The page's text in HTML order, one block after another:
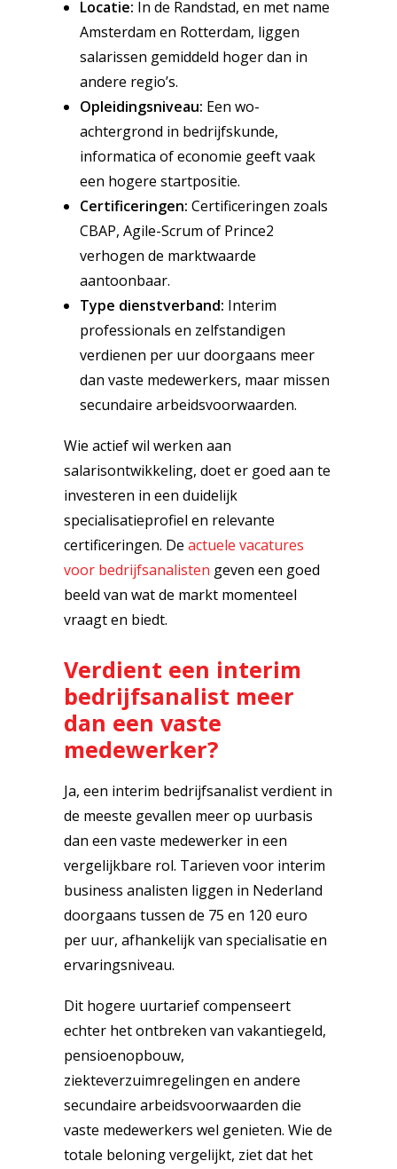
Locatie: In de Randstad, en met name
Amsterdam en Rotterdam, liggen
salarissen gemiddeld hoger dan in
andere regio’s.
Opleidingsniveau: Een wo-
achtergrond in bedrijfskunde,
informatica of economie geeft vaak
een hogere startpositie.
Certificeringen: Certificeringen zoals
CBAP, Agile-Scrum of Prince2
verhogen de marktwaarde
aantoonbaar.
Type dienstverband: Interim
professionals en zelfstandigen
verdienen per uur doorgaans meer
dan vaste medewerkers, maar missen
secundaire arbeidsvoorwaarden.
Wie actief wil werken aan
salarisontwikkeling, doet er goed aan te
investeren in een duidelijk
specialisatieprofiel en relevante
certificeringen. De actuele vacatures
voor bedrijfsanalisten geven een goed
beeld van wat de markt momenteel
vraagt en biedt.
Verdient een interim
bedrijfsanalist meer
dan een vaste
medewerker?
Ja, een interim bedrijfsanalist verdient in
de meeste gevallen meer op uurbasis
dan een vaste medewerker in een
vergelijkbare rol. Tarieven voor interim
business analisten liggen in Nederland
doorgaans tussen de 75 en 120 euro
per uur, afhankelijk van specialisatie en
ervaringsniveau.
Dit hogere uurtarief compenseert
echter het ontbreken van vakantiegeld,
pensioenopbouw,
ziekteverzuimregelingen en andere
secundaire arbeidsvoorwaarden die
vaste medewerkers wel genieten. Wie de
totale beloning vergelijkt, ziet dat het